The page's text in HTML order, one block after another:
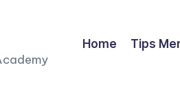
Home Tips